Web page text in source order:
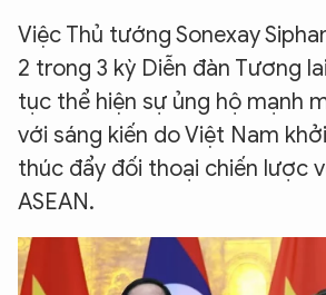
Việc Thủ tướng Sonexay
2 trong 3 kỳ Diễn đàn Tương
tục thể hiện sự ủng hộ mạnh
với sáng kiến do Việt Nam
thúc đẩy đối thoại chiến lược
ASEAN.
XIN CHÀO,
TÔI LÀ CHATBOT
Hãy hỏi tôi bất kỳ điều gì bạn